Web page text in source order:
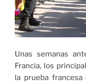
Unas semanas
Francia, los
la prueba